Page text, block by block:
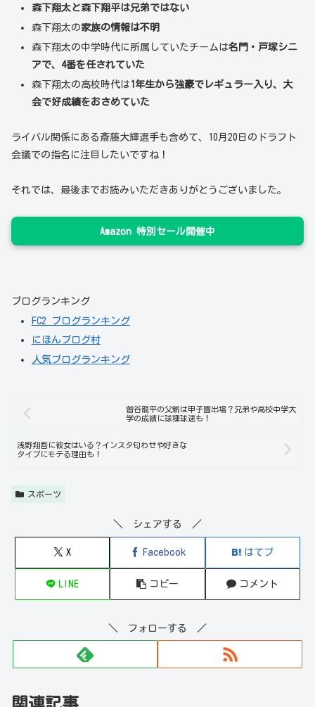
森下翔太と森下翔平は兄弟ではない
森下翔太の家族の情報は不明
森下翔太の中学時代に所属していたチームは名門・戸塚シニ
アで、4番を任されていた
森下翔太の高校時代は 1年生から強豪でレギュラー入り、大
会で好成績をおさめていた
ライバル関係にある斎藤大輝選手も含めて、10月20日のドラフト
会議での指名に注目したいですね！
それでは、最後までお読みいただきありがとうございました。
Amazon 特別セール開催中
ブログランキング
FC2 ブログランキング
にほんブログ村
人気ブログランキング
曽谷龍平の父親は甲子園出場？兄弟や高校中学大
学の成績に球種球速も！
浅野翔吾に彼女はいる？インスタ匂わせや好きな
タイプにモテる理由も！
スポーツ
＼ シェアする ／
X Facebook はてブ
LINE コピー コメント
＼ フォローする ／
関連記事